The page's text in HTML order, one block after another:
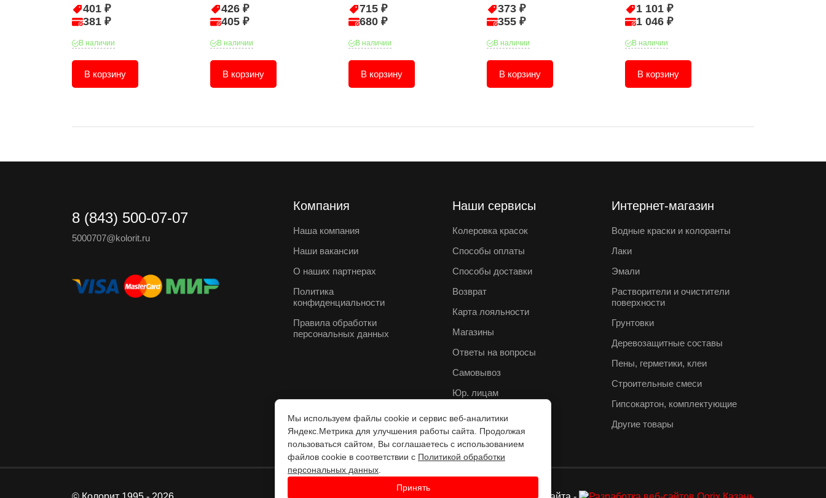
401 ₽
381 ₽
В наличии
В корзину
426 ₽
405 ₽
В наличии
В корзину
715 ₽
680 ₽
В наличии
В корзину
373 ₽
355 ₽
В наличии
В корзину
1 101 ₽
1 046 ₽
В наличии
В корзину
8 (843) 500-07-07
5000707@kolorit.ru
Компания
Наша компания
Наши вакансии
О наших партнерах
Политика
конфиденциальности
Правила обработки
персональных данных
Наши сервисы
Колеровка красок
Способы оплаты
Способы доставки
Возврат
Карта лояльности
Магазины
Ответы на вопросы
Самовывоз
Юр. лицам
Интернет-магазин
Водные краски и колоранты
Лаки
Эмали
Растворители и очистители
поверхности
Грунтовки
Деревозащитные составы
Пены, герметики, клеи
Строительные смеси
Гипсокартон, комплектующие
Другие товары
Мы используем файлы cookie и сервис веб-аналитики
Яндекс.Метрика для улучшения работы сайта. Продолжая
пользоваться сайтом, Вы соглашаетесь с использованием
файлов cookie в соответствии с Политикой обработки
персональных данных
Принять